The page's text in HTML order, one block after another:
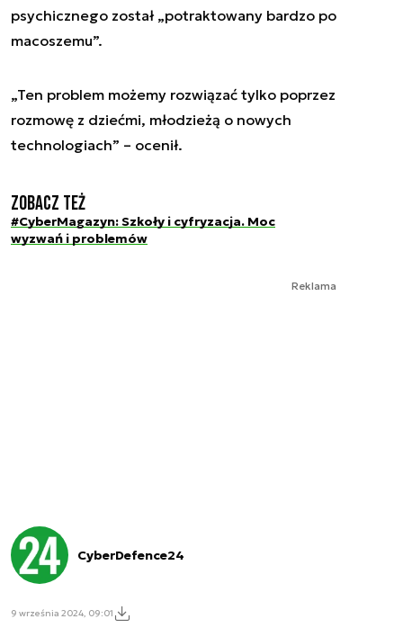
psychicznego został „potraktowany bardzo po
macoszemu”.
„Ten problem możemy rozwiązać tylko poprzez
rozmowę z dziećmi, młodzieżą o nowych
technologiach” – ocenił.
Zobacz też
#CyberMagazyn: Szkoły i cyfryzacja. Moc
wyzwań i problemów
Reklama
CyberDefence24
9 września 2024, 09:01